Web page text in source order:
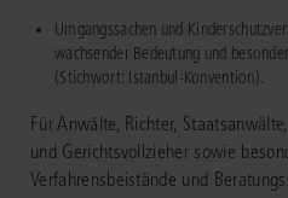
Umgangssachen und
wachsender Bedeutung und
(Stichwort: Istanbul-Konvention).
Für Anwälte, Richter,
und Gerichtsvollzieher sowie
Verfahrensbeistände und